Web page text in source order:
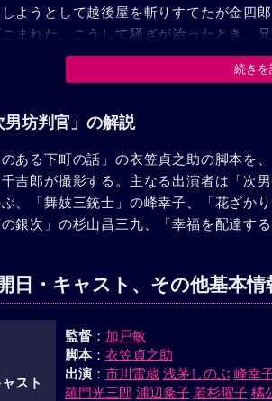
ようとして越後屋を斬りすてたが金四
まれた。こうして騒ぎが治ったとき、
なった。お八重を連れて板橋を去る金四
続きを
男坊判官」の解説
のある下町の話」の衣笠貞之助の脚本を
吉郎が撮影する。主なる出演者は「次
ぶ、「舞妓三銃士」の峰幸子、「花ざか
銀次」の杉山昌三九、「幸福を配達す
日・キャスト、その他基本情
スト
監督： 加戸敏
脚本： 衣笠貞之助
出演： 市川雷蔵 浅茅しのぶ 峰幸
羅門光三郎 浦辺粂子 若杉曜子 橘